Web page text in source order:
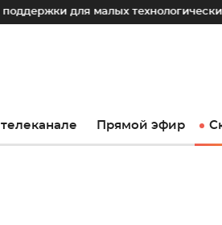
малых технологических
Прямой эфир